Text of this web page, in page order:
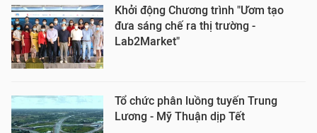
Khởi động Chương trình "Ươm tạo
đưa sáng chế ra thị trường -
Lab2Market"
Tổ chức phân luồng tuyến Trung
Lương - Mỹ Thuận dịp Tết